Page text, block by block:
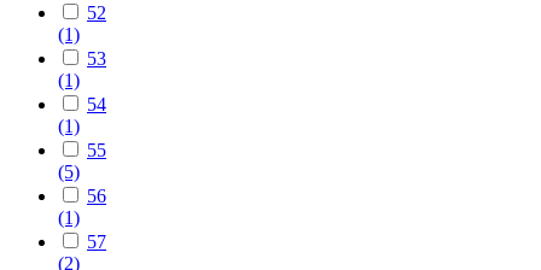
52
(1)
53
(1)
54
(1)
55
(5)
56
(1)
57
(2)